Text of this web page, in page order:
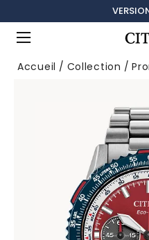
LIVRAISON
Accueil Collection